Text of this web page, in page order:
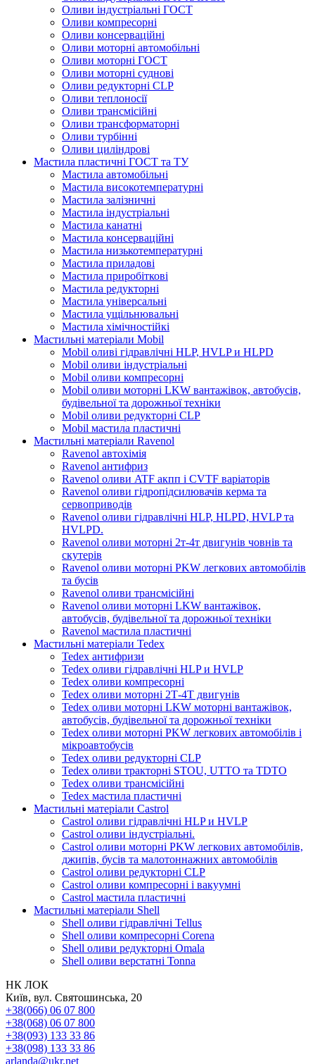
Оливи індустріальні ГОСТ
Оливи компресорні
Оливи консерваційні
Оливи моторні автомобільні
Оливи моторні ГОСТ
Оливи моторні суднові
Оливи редукторні CLP
Оливи теплоносії
Оливи трансмісійні
Оливи трансформаторні
Оливи турбінні
Оливи циліндрові
Мастила пластичні ГОСТ та ТУ
Мастила автомобільні
Мастила високотемпературні
Мастила залізничні
Мастила індустріальні
Мастила канатні
Мастила консерваційні
Мастила низькотемпературні
Мастила приладові
Мастила приробіткові
Мастила редукторні
Мастила універсальні
Мастила ущільнювальні
Мастила хімічностійкі
Мастильні матеріали Mobil
Mobil оливі гідравлічні HLP, HVLP и HLPD
Mobil оливи індустріальні
Mobil оливи компресорні
Mobil оливи моторні LKW вантажівок, автобусів,
будівельної та дорожньої техніки
Mobil оливи редукторні CLP
Mobil мастила пластичні
Мастильні матеріали Ravenol
Ravenol автохімія
Ravenol антифриз
Ravenol оливи ATF акпп і CVTF варіаторів
Ravenol оливи гідропідсилювачів керма та
сервоприводів
Ravenol оливи гідравлічні HLP, HLPD, HVLP та
HVLPD.
Ravenol оливи моторні 2т-4т двигунів човнів та
скутерів
Ravenol оливи моторні PKW легкових автомобілів
та бусів
Ravenol оливи трансмісійні
Ravenol оливи моторні LKW вантажівок,
автобусів, будівельної та дорожньої техніки
Ravenol мастила пластичні
Мастильні матеріали Tedex
Tedex антифризи
Tedex оливи гідравлічні HLP и HVLP
Tedex оливи компресорні
Tedex оливи моторні 2Т-4Т двигунів
Tedex оливи моторні LKW моторні вантажівок,
автобусів, будівельної та дорожньої техніки
Tedex оливи моторні PKW легкових автомобілів і
мікроавтобусів
Tedex оливи редукторні CLP
Tedex оливи тракторні STOU, UTTO та TDTO
Tedex оливи трансмісійні
Tedex мастила пластичні
Мастильні матеріали Castrol
Castrol оливи гідравлічні HLP и HVLP
Castrol оливи індустріальні.
Castrol оливи моторні PKW легкових автомобілів,
джипів, бусів та малотоннажних автомобілів
Castrol оливи редукторні CLP
Castrol оливи компресорні і вакуумні
Castrol мастила пластичні
Мастильні матеріали Shell
Shell оливи гідравлічні Tellus
Shell оливи компресорні Corena
Shell оливи редукторні Omala
Shell оливи верстатні Tonna
НК ЛОК
Київ, вул. Святошинська, 20
+38(066) 06 07 800
+38(068) 06 07 800
+38(093) 133 33 86
+38(098) 133 33 86
arlanda@ukr.net